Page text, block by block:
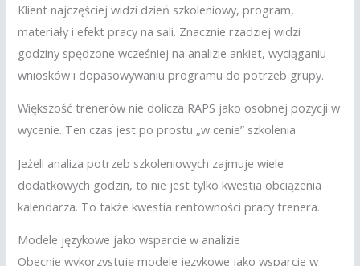
Klient najczęściej widzi dzień szkoleniowy, program,
materiały i efekt pracy na sali. Znacznie rzadziej widzi
godziny spędzone wcześniej na analizie ankiet, wyciąganiu
wniosków i dopasowywaniu programu do potrzeb grupy.
Większość trenerów nie dolicza RAPS jako osobnej pozycji w
wycenie. Ten czas jest po prostu „w cenie” szkolenia.
Jeżeli analiza potrzeb szkoleniowych zajmuje wiele
dodatkowych godzin, to nie jest tylko kwestia obciążenia
kalendarza. To także kwestia rentowności pracy trenera.
Modele językowe jako wsparcie w analizie
Obecnie wykorzystuję modele językowe jako wsparcie w